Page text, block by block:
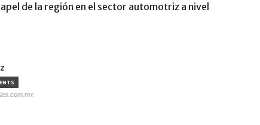
de la región en el sector automotriz a nivel